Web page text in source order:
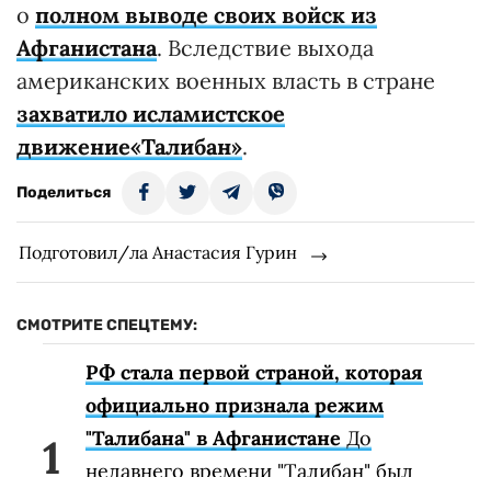
о полном выводе своих войск из
Афганистана. Вследствие выхода
американских военных власть в стране
захватило исламистское
движение«Талибан».
Поделиться
Подготовил/ла Анастасия Гурин
СМОТРИТЕ СПЕЦТЕМУ:
РФ стала первой страной, которая
официально признала режим
"Талибана" в Афганистане До
недавнего времени "Талибан" был